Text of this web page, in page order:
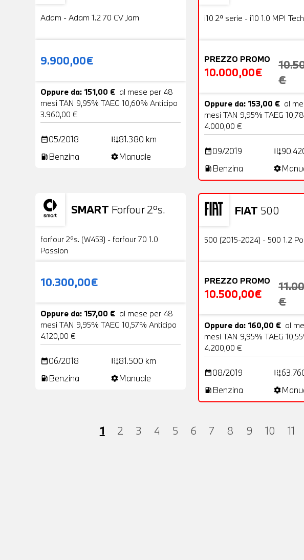
Adam - Adam 1.2 70 CV Jam
9.900,00€
Oppure da: 151,00 € al mese per 48
mesi TAN 9,95% TAEG 10,60% Anticipo
3.960,00 €
date_range05/2018 add_road81.380 km
local_gas_station Benzina settingsManuale
OFFERTA
i10 2ª serie - i10 1.0 MPI Tech
PREZZO PROMO
10.000,00€
€
Oppure da: 153,00 € al
mesi TAN 9,95% TAEG
4.000,00 €
date_range09/2019 add_road
local_gas_station Benzina settings
SMART Forfour 2ªs.
Usato 19 Foto
forfour 2ªs. (W453) - forfour 70 1.0
Passion
10.300,00€
Oppure da: 157,00 € al mese per 48
mesi TAN 9,95% TAEG 10,57% Anticipo
4.120,00 €
date_range06/2018 add_road81.500 km
local_gas_station Benzina settingsManuale
FIAT 500
OFFERTA
Usato
500 (2015-2024) - 500 1.2
PREZZO PROMO
10.500,00€
€
Oppure da: 160,00 € al
mesi TAN 9,95% TAEG
4.200,00 €
date_range08/2019 add_road
local_gas_station Benzina settings
1 2 3 4 5 6 7 8 9 10 11